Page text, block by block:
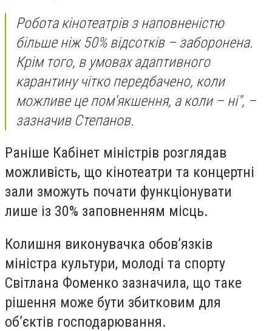
Робота кінотеатрів з наповненістю
більше ніж 50% відсотків – заборонена.
Крім того, в умовах адаптивного
карантину чітко передбачено, коли
можливе це пом'якшення, а коли – ні", –
зазначив Степанов.
Раніше Кабінет міністрів розглядав
можливість, що кінотеатри та концертні
зали зможуть почати функціонувати
лише із 30% заповненням місць.
Колишня виконувачка обов’язків
міністра культури, молоді та спорту
Світлана Фоменко зазначила, що таке
рішення може бути збитковим для
об’єктів господарювання.